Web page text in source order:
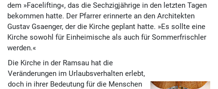
dem »Facelifting«, das die Sechzigjährige in den letzten Tagen
bekommen hatte. Der Pfarrer erinnerte an den Architekten
Gustav Gsaenger, der die Kirche geplant hatte. »Es sollte eine
Kirche sowohl für Einheimische als auch für Sommerfrischler
werden.«
Die Kirche in der Ramsau hat die
Veränderungen im Urlaubsverhalten erlebt,
doch in ihrer Bedeutung für die Menschen